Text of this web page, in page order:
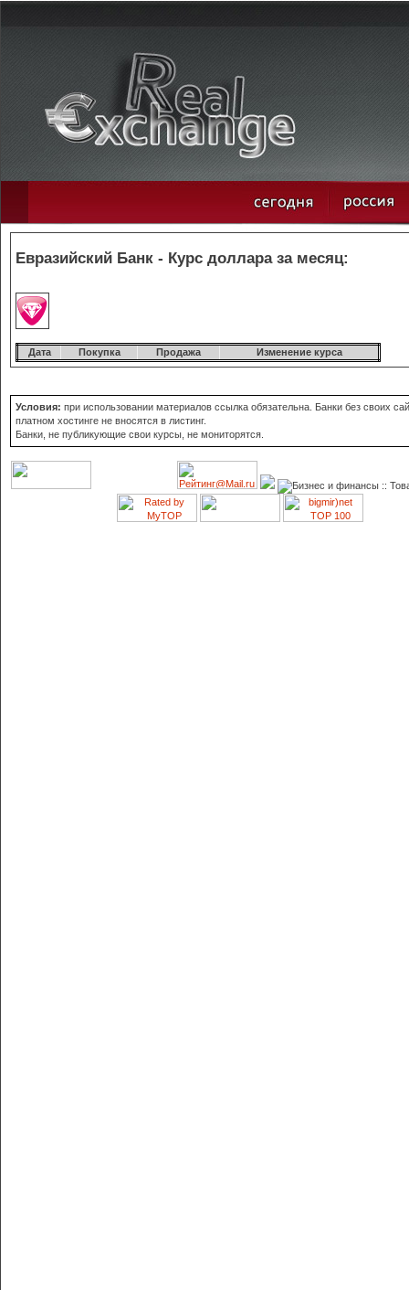
Евразийский Банк - Курс доллара за месяц:
Дата Покупка Продажа Изменение курса
Условия: при использовании материалов ссылка обязательна. Банки без своих
платном хостинге не вносятся в листинг.
Банки, не публикующие свои курсы, не мониторятся.